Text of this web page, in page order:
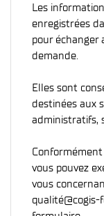
Les
enregistrées
pour échanger
demande.
Elles sont
destinées aux
administratifs,
vous pouvez
vous